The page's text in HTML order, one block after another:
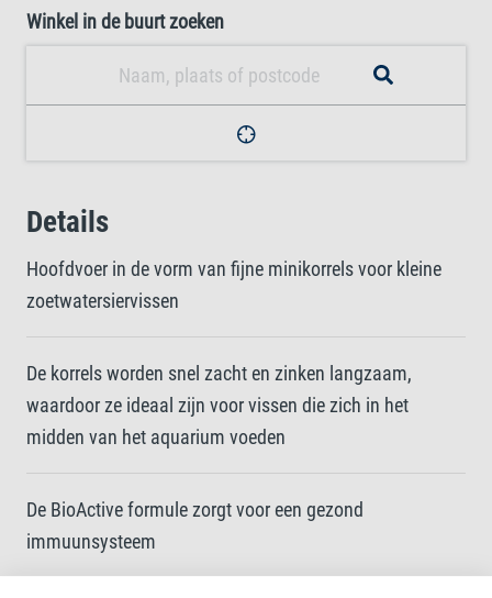
Winkel in de buurt zoeken
Details
Hoofdvoer in de vorm van fijne minikorrels voor kleine
zoetwatersiervissen
De korrels worden snel zacht en zinken langzaam,
waardoor ze ideaal zijn voor vissen die zich in het
midden van het aquarium voeden
De BioActive formule zorgt voor een gezond
immuunsysteem